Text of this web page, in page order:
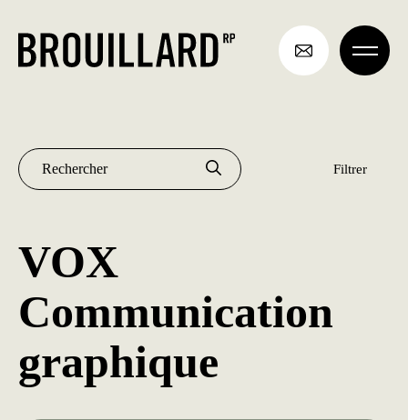
contenu
VOX
Communication
graphique
Rechercher : Archives